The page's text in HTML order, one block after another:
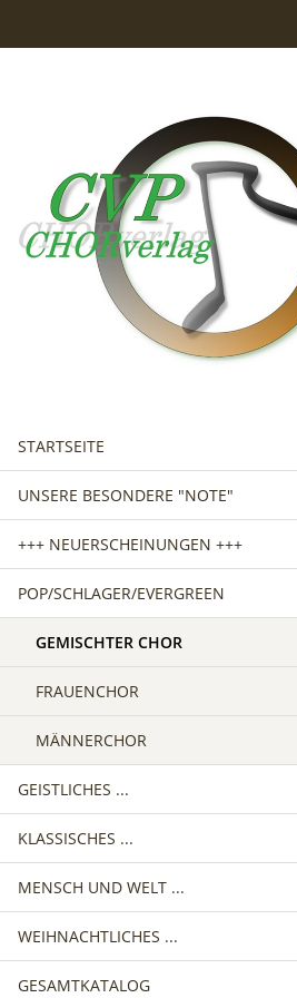
STARTSEITE
UNSERE BESONDERE "NOTE"
+++ NEUERSCHEINUNGEN +++
POP/SCHLAGER/EVERGREEN
GEMISCHTER CHOR
FRAUENCHOR
MÄNNERCHOR
GEISTLICHES ...
GEMISCHTER CHOR
FRAUENCHOR
MÄNNERCHOR
KLASSISCHES ...
GEMISCHTER CHOR
FRAUENCHOR
MÄNNERCHOR
MENSCH UND WELT ...
GEMISCHTER CHOR
FRAUENCHOR
WEIHNACHTLICHES ...
GEMISCHTER CHOR
GESAMTKATALOG